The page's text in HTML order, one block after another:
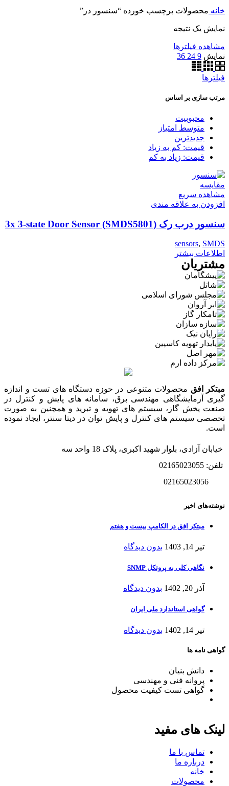
خانه محصولات برچسب خورده “سنسور در”
نمایش یک نتیجه
مشاهده فیلترها
نمایش 9
24
36
فیلترها
مرتب سازی بر اساس
محبوبیت
متوسط امتیاز
جدیدترین
قیمت: کم به زیاد
قیمت: زیاد به کم
مقایسه
مشاهده سریع
افزودن به علاقه مندی
سنسور درب رک (SMDS5801) 3x 3-state Door Sensor
sensors, SMDS
اطلاعات بیشتر
مشتریان
مبتکر افق محصولات متنوعی در حوزه دستگاه های تست و اندازه
گیری آزمایشگاهی مهندسی برق، سامانه های پایش و کنترل در
صنعت پخش گاز، سیستم های تهویه و تبرید و همچنین به صورت
تخصصی سیستم های کنترل و پایش توان در دیتا سنتر، ایجاد نموده
است.
خیابان آزادی، بلوار شهید اکبری، پلاک 18 واحد سه
تلفن: 02165023055
نوشته‌های اخیر
مبتکر افق در الکامپ بیست و هفتم
تیر 14, 1403 بدون دیدگاه
نگاهی کلی به پروتکل SNMP
آذر 20, 1402 بدون دیدگاه
گواهی استاندارد ملی ایران
تیر 14, 1402 بدون دیدگاه
گواهی نامه ها
دانش بنیان
پروانه فنی و مهندسی
گواهی تست کیفیت محصول
لینک های مفید
تماس با ما
درباره ما
خانه
محصولات